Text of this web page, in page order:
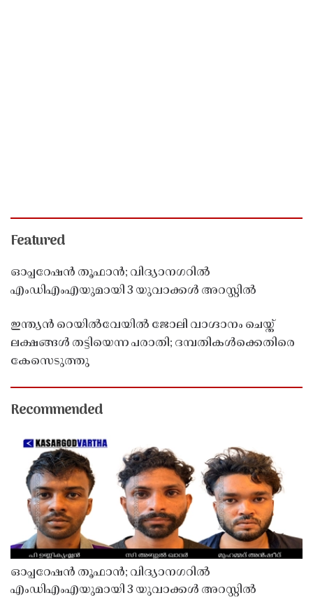
Featured
ഓപ്പറേഷൻ തൂഫാൻ; വിദ്യാനഗറിൽ
എംഡിഎംഎയുമായി 3 യുവാക്കൾ അറസ്റ്റിൽ
ഇന്ത്യൻ റെയിൽവേയിൽ ജോലി വാഗ്ദാനം ചെയ്ത്
ലക്ഷങ്ങൾ തട്ടിയെന്ന പരാതി; ദമ്പതികൾക്കെതിരെ
കേസെടുത്തു
Recommended
ഓപ്പറേഷൻ തൂഫാൻ; വിദ്യാനഗറിൽ
എംഡിഎംഎയുമായി 3 യുവാക്കൾ അറസ്റ്റിൽ